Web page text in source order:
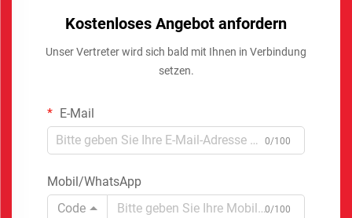
Kostenloses Angebot anfordern
Unser Vertreter wird sich bald mit Ihnen in Verbindung
setzen.
E-Mail
0/100
Mobil/WhatsApp
Code
0/100